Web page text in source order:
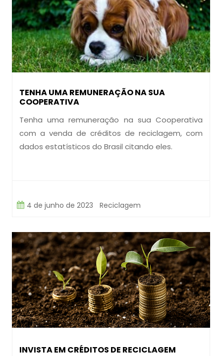
TENHA UMA REMUNERAÇÃO NA SUA
COOPERATIVA
Tenha uma remuneração na sua Cooperativa
com a venda de créditos de reciclagem, com
dados estatísticos do Brasil citando eles.
4 de junho de 2023 Reciclagem
INVISTA EM CRÉDITOS DE RECICLAGEM